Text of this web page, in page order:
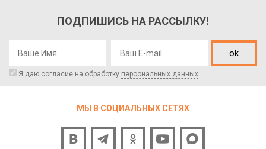
ПОДПИШИСЬ НА РАССЫЛКУ!
ok
Я даю согласие на обработку персональных данных
МЫ В СОЦИАЛЬНЫХ СЕТЯХ